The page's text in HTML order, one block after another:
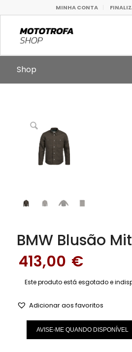
MINHA CONTA
Shop
BMW Blusão
413,00 €
Este produto está esgotado e
Adicionar aos favoritos
AVISE-ME QUANDO DISPONÍVEL